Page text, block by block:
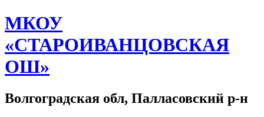
МКОУ
«СТАРОИВАНЦОВСКАЯ
ОШ»
Волгоградская обл, Палласовский р-н